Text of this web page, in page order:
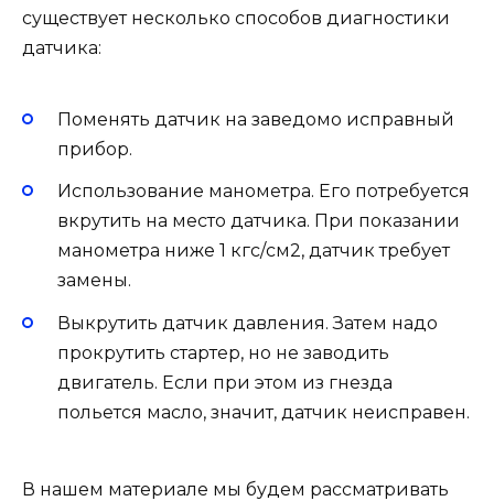
существует несколько способов диагностики
датчика:
Поменять датчик на заведомо исправный
прибор.
Использование манометра. Его потребуется
вкрутить на место датчика. При показании
манометра ниже 1 кгс/см2, датчик требует
замены.
Выкрутить датчик давления. Затем надо
прокрутить стартер, но не заводить
двигатель. Если при этом из гнезда
польется масло, значит, датчик неисправен.
В нашем материале мы будем рассматривать